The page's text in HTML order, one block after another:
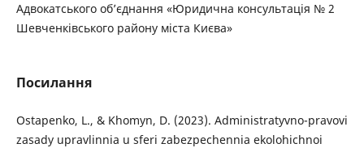
Адвокатського об’єднання «Юридична консультація № 2
Шевченківського району міста Києва»
Посилання
Ostapenko, L., & Khomyn, D. (2023). Administratyvno-pravovi
zasady upravlinnia u sferi zabezpechennia ekolohichnoi